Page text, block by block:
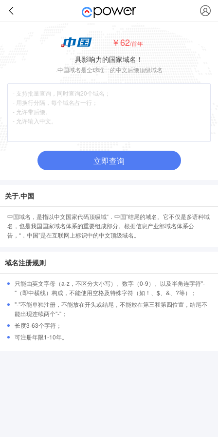
￥62/首年
具影响力的国家域名！
.中国域名是全球唯一的中文后缀顶级域名
立即查询
关于.中国
中国域名，是指以中文国家代码顶级域“．中国”结尾的域名。它不仅是多语种域
名，也是我国国家域名体系的重要组成部分。根据信息产业部域名体系公
告，“．中国”是在互联网上标识中的中文顶级域名。
域名注册规则
只能由英文字母（a-z，不区分大小写）、数字（0-9）、以及半角连字符"-
"（即中横线）构成，不能使用空格及特殊字符（如！、$、&、?等）；
"-"不能单独注册，不能放在开头或结尾，不能放在第三和第四位置，结尾不
能出现连续两个"-"；
长度3-63个字符；
可注册年限1-10年。